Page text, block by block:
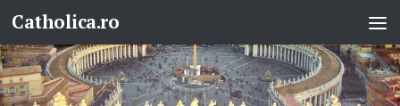
Skip to content
Catholica.ro